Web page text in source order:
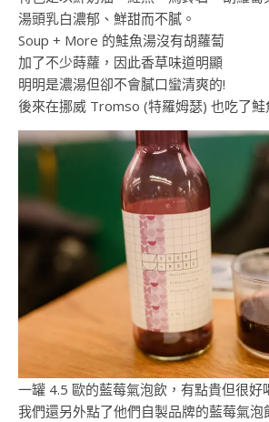
湯頭乳白濃郁、鮮甜而不膩。
Soup + More 的鮭魚湯沒有胡蘿蔔
加了不少蒔蘿，因此香草味道明顯
明明是濃湯但卻不會膩口蠻清爽的!
後來在挪威 Tromso (特羅姆瑟) 也吃了鮭
一罐 4.5 歐的藍莓氣泡飲，有點貴但很好
我們還另外點了他們自製品牌的藍莓氣泡